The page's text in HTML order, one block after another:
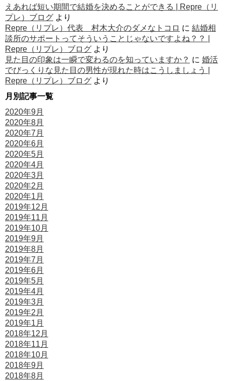
えあれば短い期間で結婚を決めることができる | Repre（リ
プレ）ブログ より
Repre（リプレ）代表 村木大介のダメなトコロ に 結婚相
談所のサポートってそういうことじゃないですよね？？ |
Repre（リプレ）ブログ より
見た目の印象は一瞬で変わるのを知っていますか？ に 婚活
でびっくりな見た目の男性が現れた時はこうしましょう |
Repre（リプレ）ブログ より
月別記事一覧
2020年9月
2020年8月
2020年7月
2020年6月
2020年5月
2020年4月
2020年3月
2020年2月
2020年1月
2019年12月
2019年11月
2019年10月
2019年9月
2019年8月
2019年7月
2019年6月
2019年5月
2019年4月
2019年3月
2019年2月
2019年1月
2018年12月
2018年11月
2018年10月
2018年9月
2018年8月